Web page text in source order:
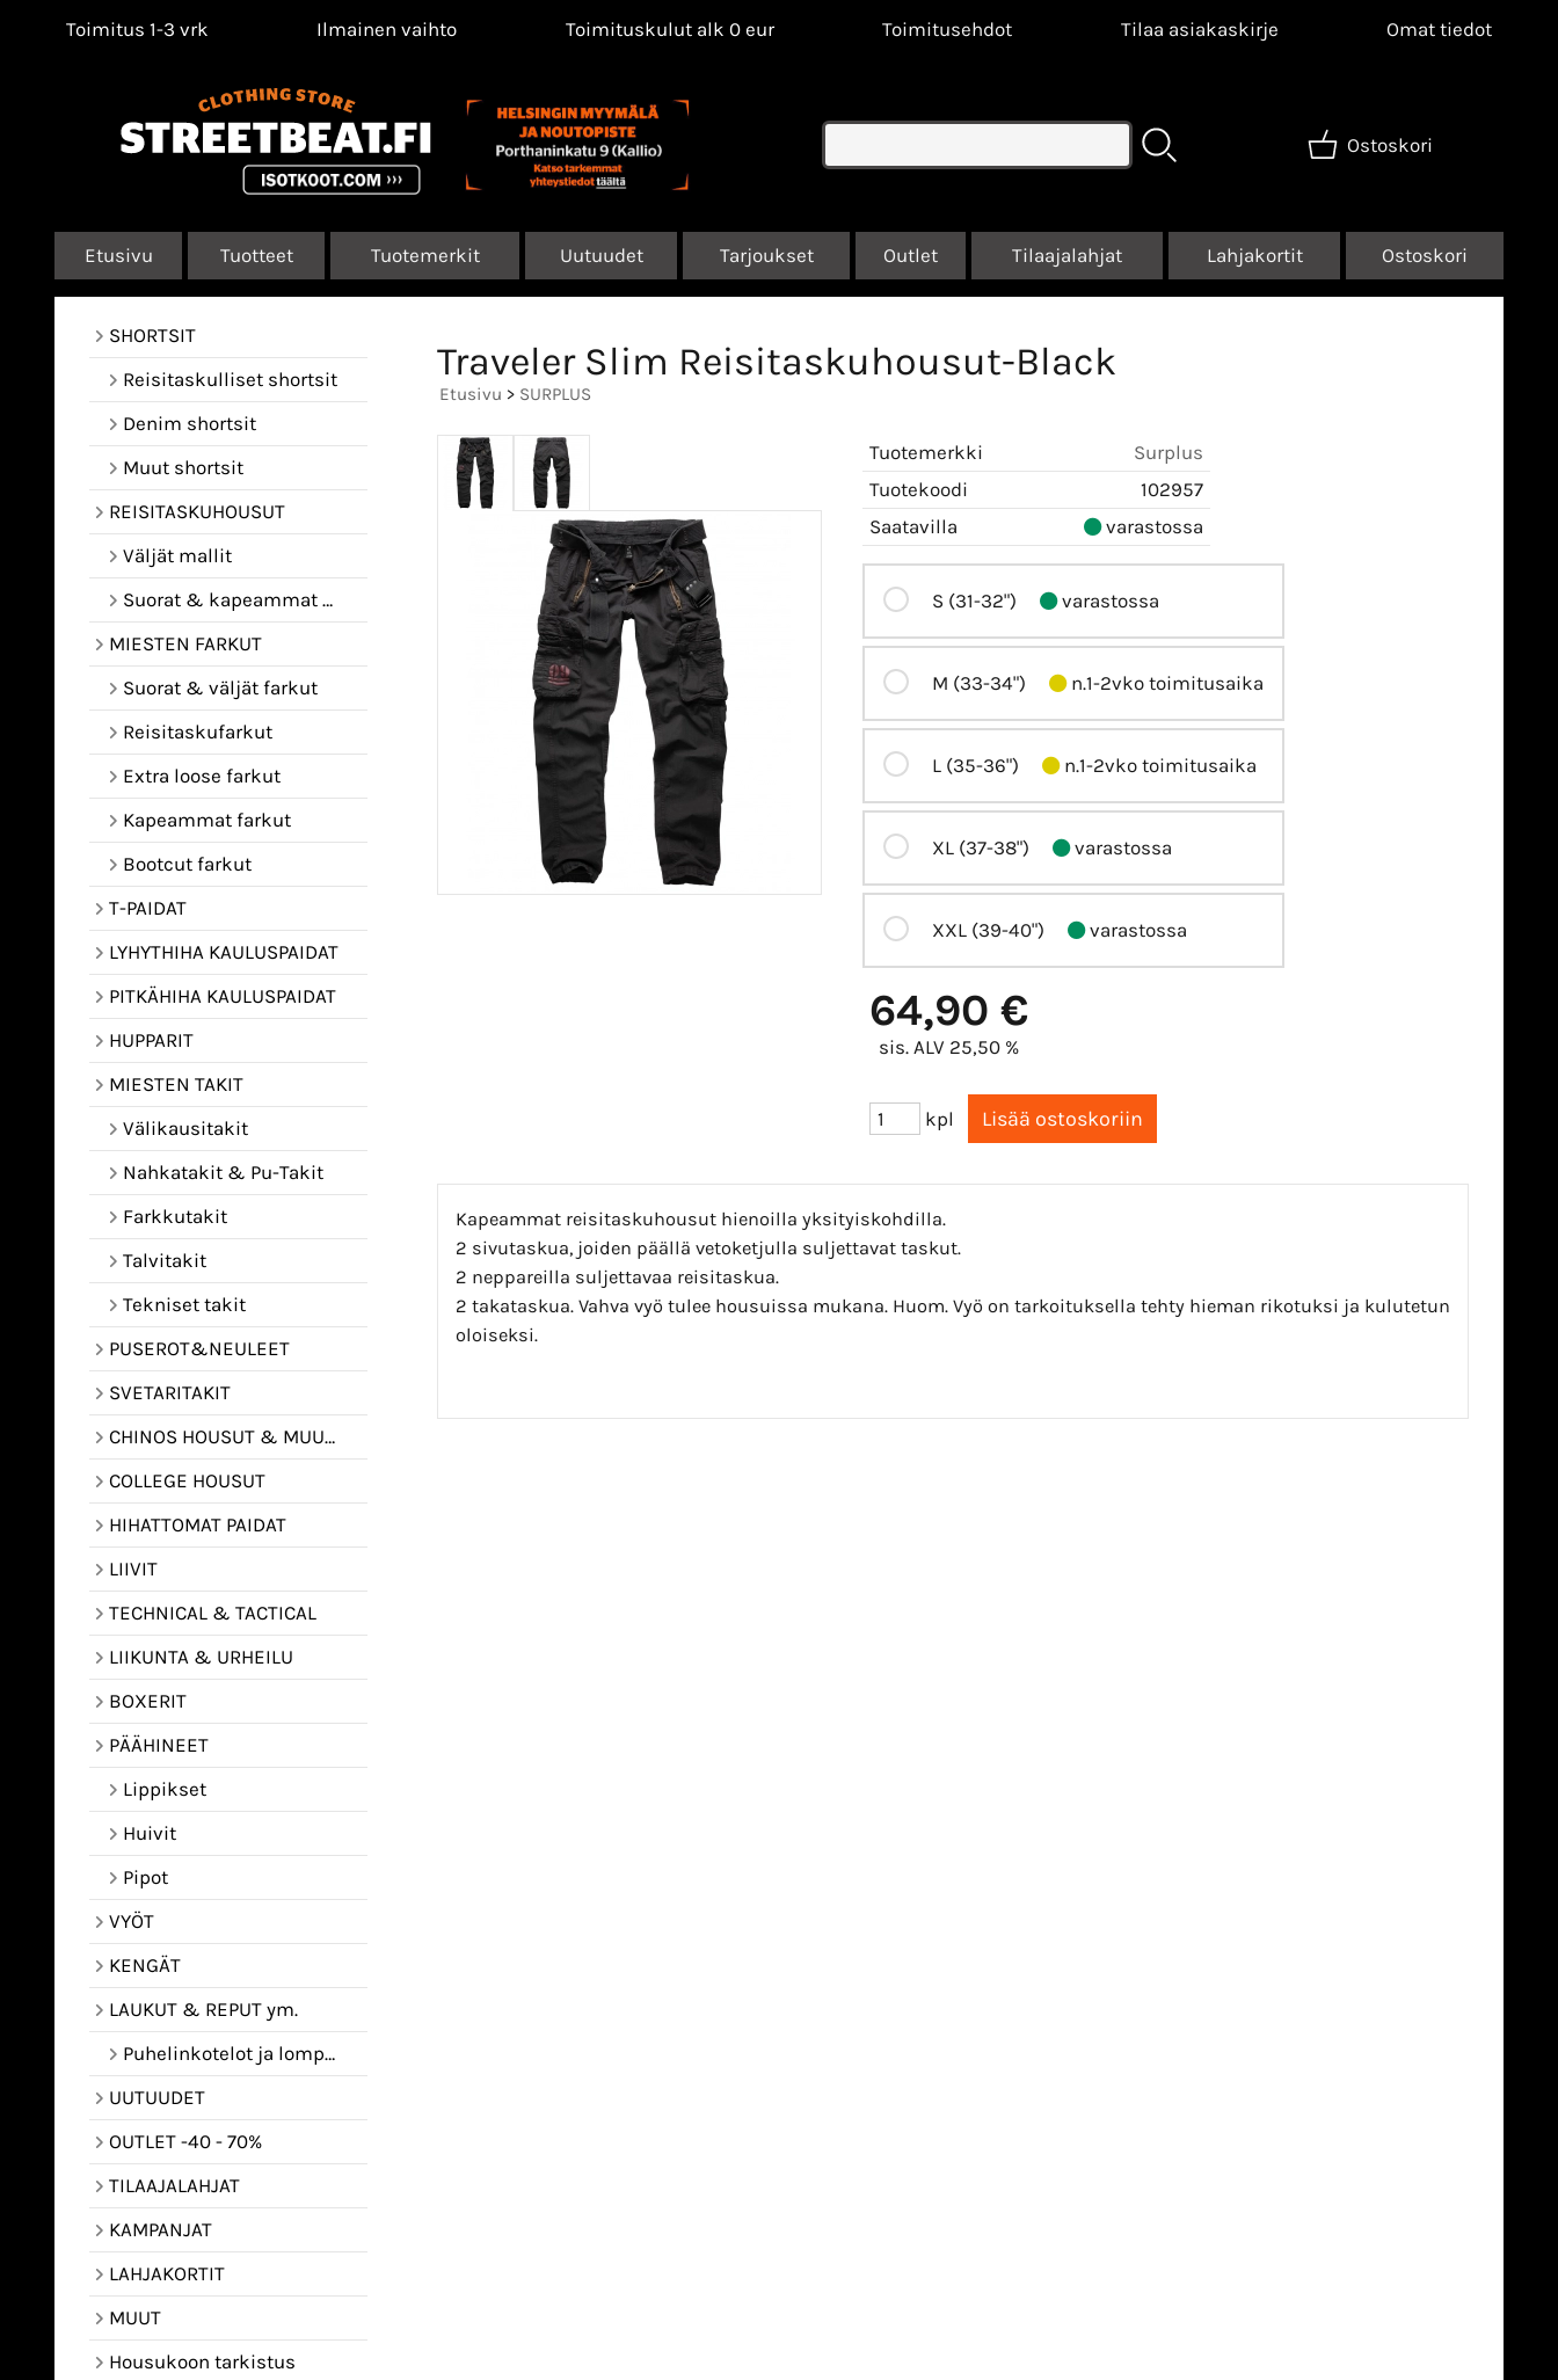
Toimitus 1-3 vrk Ilmainen vaihto Toimituskulut alk 0 eur Toimitusehdot Tilaa asiakaskirje Omat tiedot
Ostoskori
Etusivu Tuotteet Tuotemerkit Uutuudet Tarjoukset Outlet Tilaajalahjat Lahjakortit Ostoskori
SHORTSIT
Reisitaskulliset shortsit
Denim shortsit
Muut shortsit
REISITASKUHOUSUT
Väljät mallit
Suorat & kapeammat mallit
MIESTEN FARKUT
Suorat & väljät farkut
Reisitaskufarkut
Extra loose farkut
Kapeammat farkut
Bootcut farkut
T-PAIDAT
LYHYTHIHA KAULUSPAIDAT
PITKÄHIHA KAULUSPAIDAT
HUPPARIT
MIESTEN TAKIT
Välikausitakit
Nahkatakit & Pu-Takit
Farkkutakit
Talvitakit
Tekniset takit
PUSEROT&NEULEET
SVETARITAKIT
CHINOS HOUSUT & MUUT HOUSUT
COLLEGE HOUSUT
HIHATTOMAT PAIDAT
LIIVIT
TECHNICAL & TACTICAL
LIIKUNTA & URHEILU
BOXERIT
PÄÄHINEET
Lippikset
Huivit
Pipot
VYÖT
KENGÄT
LAUKUT & REPUT ym.
Puhelinkotelot ja lompakot
UUTUUDET
OUTLET -40 - 70%
TILAAJALAHJAT
KAMPANJAT
LAHJAKORTIT
MUUT
Housukoon tarkistus
Traveler Slim Reisitaskuhousut-Black
Etusivu > SURPLUS
Tuotemerkki
Surplus
Tuotekoodi
102957
Saatavilla
varastossa
S (31-32") varastossa
M (33-34") n.1-2vko toimitusaika
L (35-36") n.1-2vko toimitusaika
XL (37-38") varastossa
XXL (39-40") varastossa
64,90 €
sis. ALV 25,50 %
kpl
Kapeammat reisitaskuhousut hienoilla yksityiskohdilla.
2 sivutaskua, joiden päällä vetoketjulla suljettavat taskut.
2 neppareilla suljettavaa reisitaskua.
2 takataskua. Vahva vyö tulee housuissa mukana. Huom. Vyö on tarkoituksella tehty hieman rikotuksi ja kulutetun
oloiseksi.